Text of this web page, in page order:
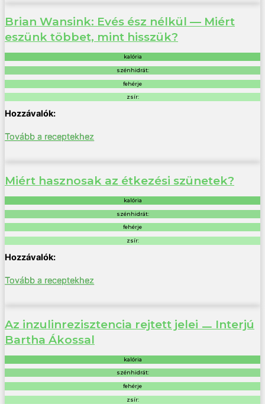
Brian Wansink: Evés ész nélkül — Miért
eszünk többet, mint hisszük?
kalória
szénhidrát:
fehérje
zsír:
Tovább a receptekhez
Miért hasznosak az étkezési szünetek?
kalória
szénhidrát:
fehérje
zsír:
Tovább a receptekhez
Az inzulinrezisztencia rejtett jelei ㅡ Interjú
Bartha Ákossal
kalória
szénhidrát:
fehérje
zsír: